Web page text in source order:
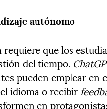
autónomo
que los
del tiempo.
pueden emplear en
idioma o recibir
en